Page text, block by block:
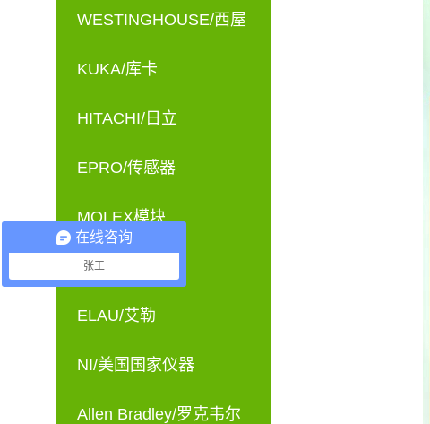
WESTINGHOUSE/西屋
KUKA/库卡
HITACHI/日立
EPRO/传感器
MOLEX模块
OTHERS
ELAU/艾勒
NI/美国国家仪器
Allen Bradley/罗克韦尔
在线咨询
张工